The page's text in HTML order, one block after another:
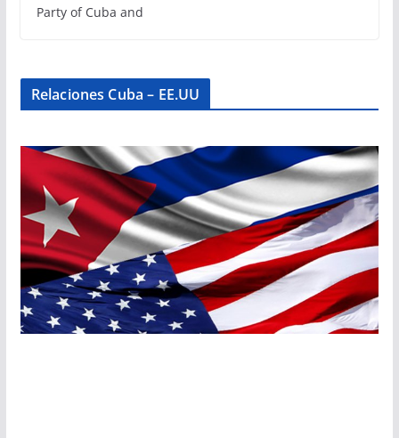
Party of Cuba and
Relaciones Cuba – EE.UU